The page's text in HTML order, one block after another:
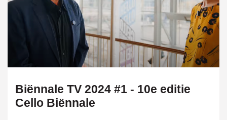
Biënnale TV 2024 #1 - 10e editie
Cello Biënnale